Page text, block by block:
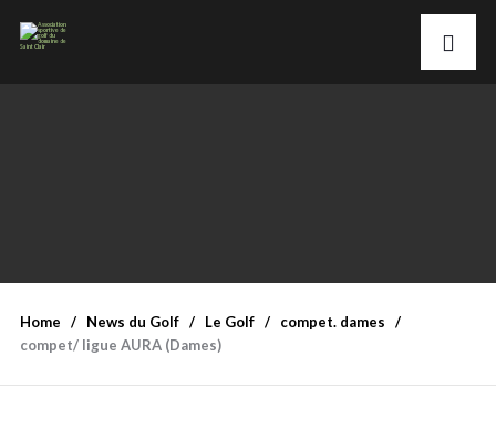
Home News du Golf Le Golf
compet. dames
compet/ ligue AURA (Dames)